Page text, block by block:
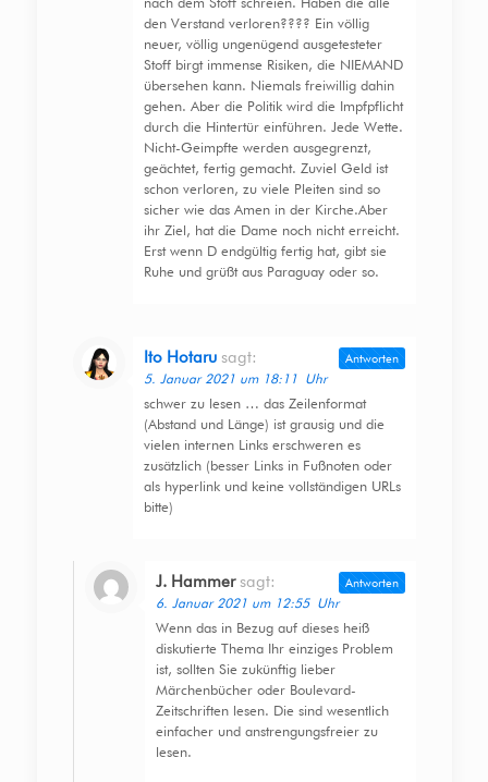
den Verstand verloren???? Ein völlig
neuer, völlig ungenügend ausgetesteter
Stoff birgt immense Risiken, die NIEMAND
übersehen kann. Niemals freiwillig dahin
gehen. Aber die Politik wird die Impfpflicht
durch die Hintertür einführen. Jede Wette.
Nicht-Geimpfte werden ausgegrenzt,
geächtet, fertig gemacht. Zuviel Geld ist
schon verloren, zu viele Pleiten sind so
sicher wie das Amen in der Kirche.Aber
ihr Ziel, hat die Dame noch nicht erreicht.
Erst wenn D endgültig fertig hat, gibt sie
Ruhe und grüßt aus Paraguay oder so.
Ito Hotaru sagt:
5. Januar 2021 um 18:11 Uhr
schwer zu lesen … das Zeilenformat
(Abstand und Länge) ist grausig und die
vielen internen Links erschweren es
zusätzlich (besser Links in Fußnoten oder
als hyperlink und keine vollständigen URLs
bitte)
Antworten
J. Hammer sagt:
6. Januar 2021 um 12:55 Uhr
Wenn das in Bezug auf dieses heiß
diskutierte Thema Ihr einziges Problem
ist, sollten Sie zukünftig lieber
Märchenbücher oder Boulevard-
Zeitschriften lesen. Die sind wesentlich
einfacher und anstrengungsfreier zu
lesen.
Antworten